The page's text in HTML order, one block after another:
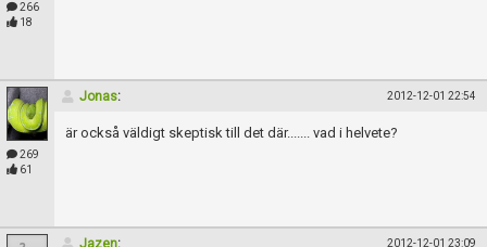
266
18
269
61
Jonas: 2012-12-01 22:54
är också väldigt skeptisk till det där....... vad i helvete?
Jazen: 2012-12-01 23:09